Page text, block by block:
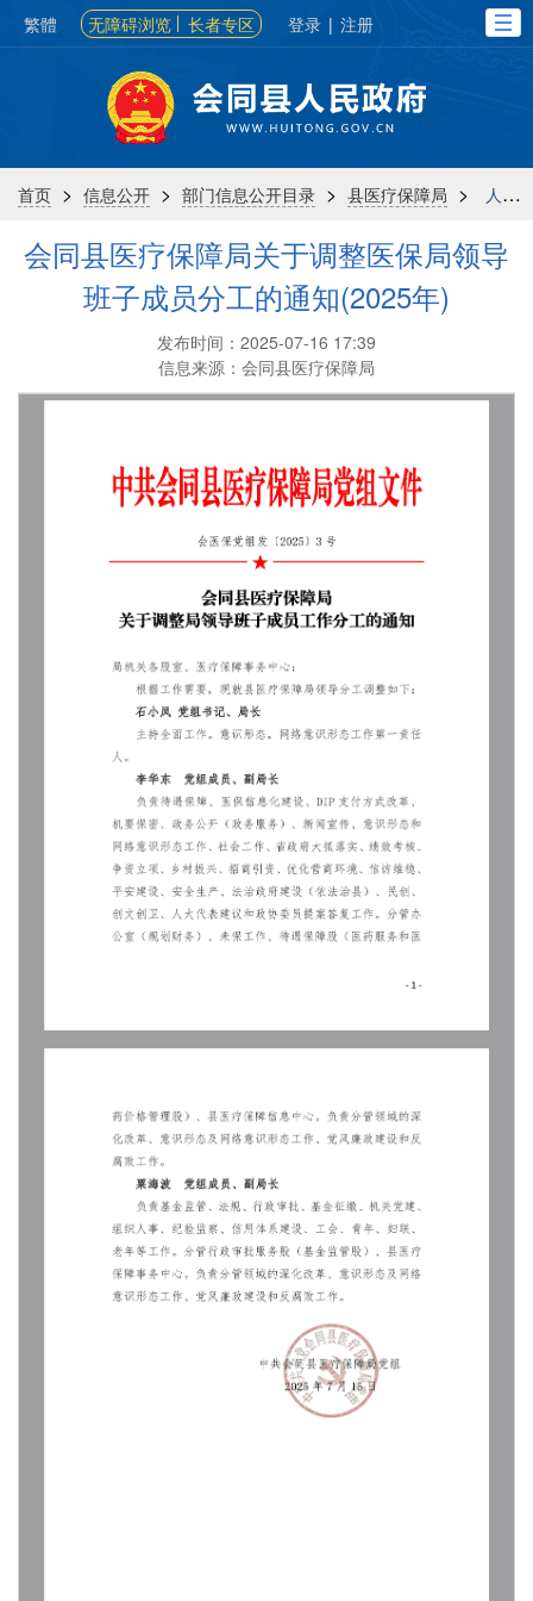
繁體 无障碍浏览 长者专区 登录 | 注册
首页 > 信息公开 > 部门信息公开目录 > 县医疗保障局 > 人事信息
会同县医疗保障局关于调整医保局领导
班子成员分工的通知(2025年)
发布时间：2025-07-16 17:39
信息来源：会同县医疗保障局